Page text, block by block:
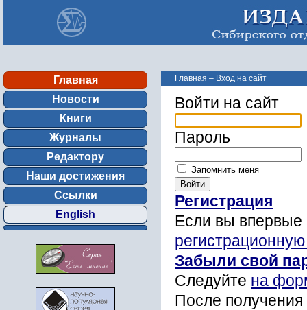
Главная
Новости
Книги
Журналы
Редактору
Наши достижения
Ссылки
English
Главная – Вход на сайт
Войти на сайт
Пароль
Запомнить меня
Регистрация
Если вы впервые
Забыли свой
Следуйте на
После